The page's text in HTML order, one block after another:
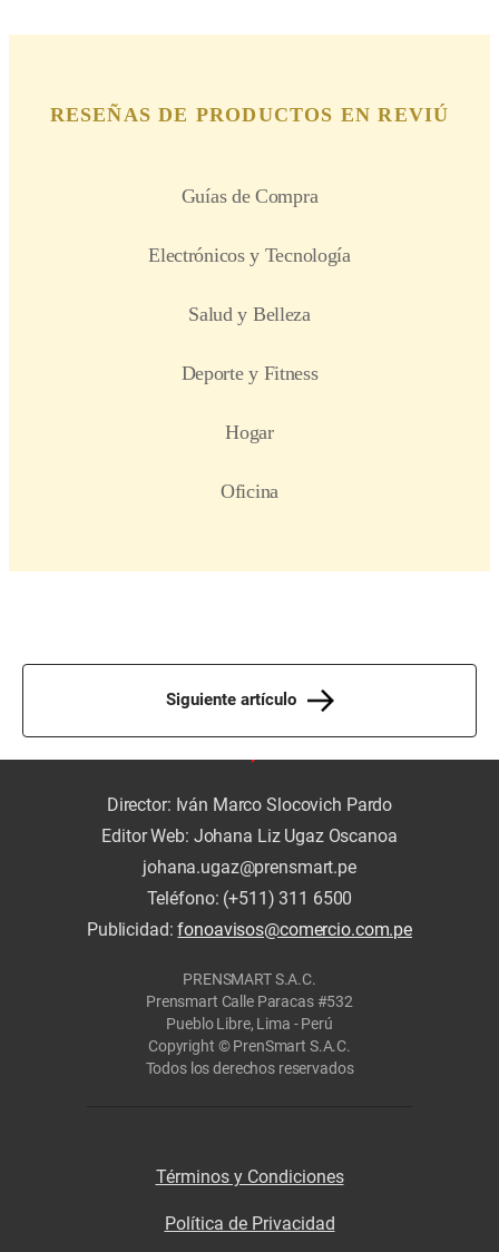
Siguiente artículo
Director: Iván Marco Slocovich Pardo
Editor Web: Johana Liz Ugaz Oscanoa
johana.ugaz@prensmart.pe
Teléfono: (+511) 311 6500
Publicidad:fonoavisos@comercio.com.pe
PRENSMART S.A.C.
Prensmart Calle Paracas #532
Pueblo Libre, Lima - Perú
Copyright © PrenSmart S.A.C.
Todos los derechos reservados
Términos y Condiciones
Política de Privacidad